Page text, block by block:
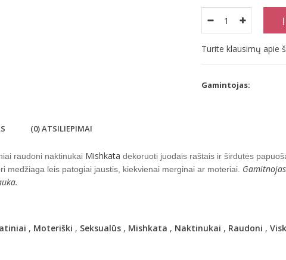
Turite klausimų apie
Gamintojas:
(0) ATSILIEPIMAI
raudoni naktinukai Mishkata dekoruoti juodais raštais ir širdutės
medžiaga leis patogiai jaustis, kiekvienai merginai ar moteriai.
, Moteriški , Seksualūs, Mishkata , Naktinukai , Raudoni ,